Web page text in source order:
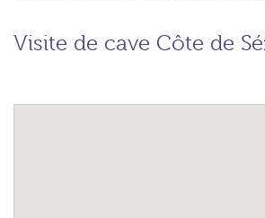
Visite de cave Côte de